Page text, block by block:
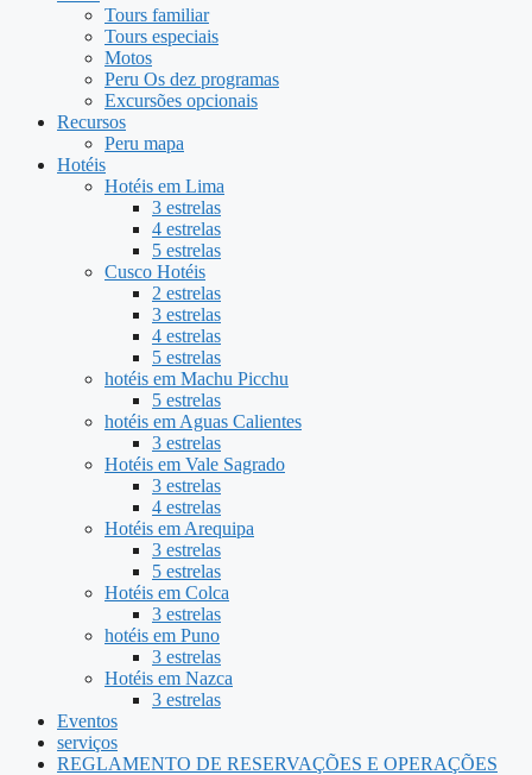
Tours familiar
Tours especiais
Motos
Peru Os dez programas
Excursões opcionais
Recursos
Peru mapa
Hotéis
Hotéis em Lima
3 estrelas
4 estrelas
5 estrelas
Cusco Hotéis
2 estrelas
3 estrelas
4 estrelas
5 estrelas
hotéis em Machu Picchu
5 estrelas
hotéis em Aguas Calientes
3 estrelas
Hotéis em Vale Sagrado
3 estrelas
4 estrelas
Hotéis em Arequipa
3 estrelas
5 estrelas
Hotéis em Colca
3 estrelas
hotéis em Puno
3 estrelas
Hotéis em Nazca
3 estrelas
Eventos
serviços
REGLAMENTO DE RESERVAÇÕES E OPERAÇÕES